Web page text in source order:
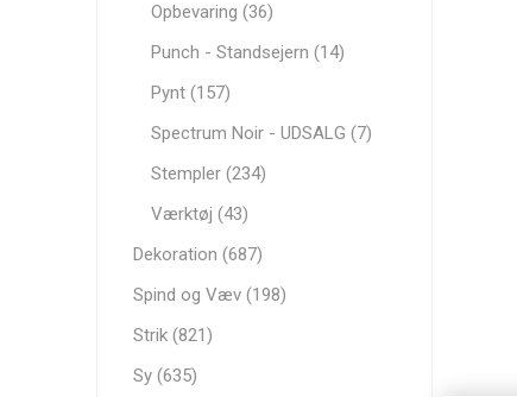
Opbevaring (36)
Punch - Standsejern (14)
Pynt (157)
Spectrum Noir - UDSALG (7)
Stempler (234)
Værktøj (43)
Dekoration (687)
Spind og Væv (198)
Strik (821)
Sy (635)